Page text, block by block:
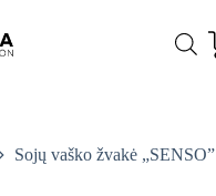
Sojų vaško žvakė „SENSO”